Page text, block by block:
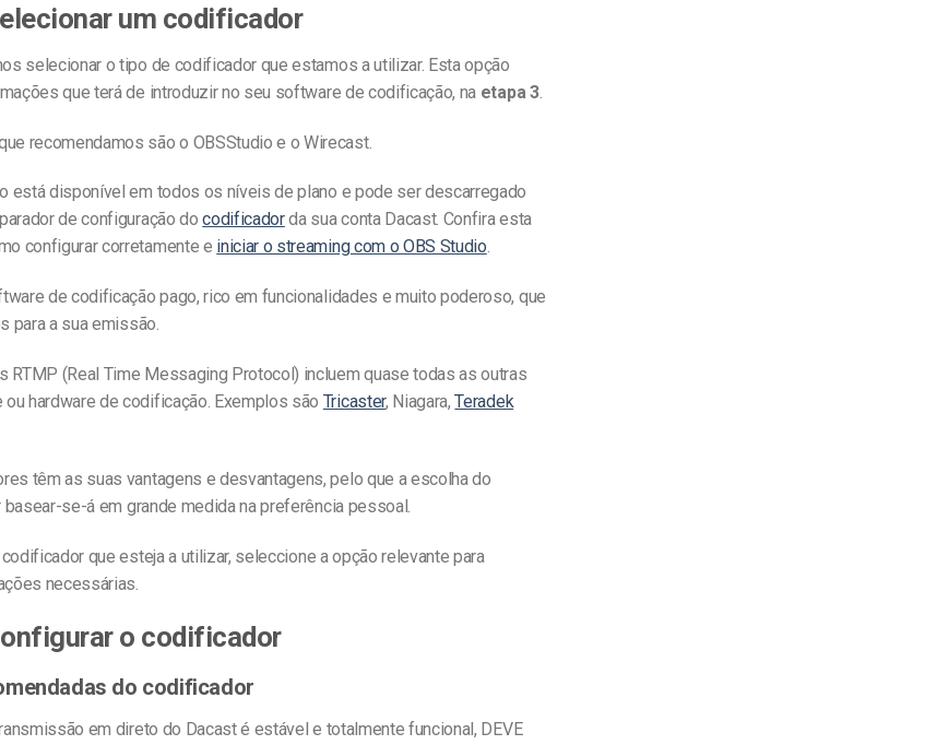
um codificador
selecionar o tipo de codificador que estamos a utilizar. Esta opção
que terá de introduzir no seu software de codificação, na etapa 3.
recomendamos são o OBSStudio e o Wirecast.
está disponível em todos os níveis de plano e pode ser descarregado
de configuração docodificadorda sua conta Dacast. Confira esta
configurar corretamente e iniciar o streaming com o OBS Studio.
de codificação pago, rico em funcionalidades e muito poderoso, que
para a sua emissão.
RTMP (Real Time Messaging Protocol) incluem quase todas as outras
hardware de codificação. Exemplos são Tricaster, Niagara,Teradek
têm as suas vantagens e desvantagens, pelo que a escolha do
se-á em grande medida na preferência pessoal.
que esteja a utilizar, seleccione a opção relevante para
necessárias.
o codificador
do codificador
em direto do Dacast é estável e totalmente funcional, DEVE